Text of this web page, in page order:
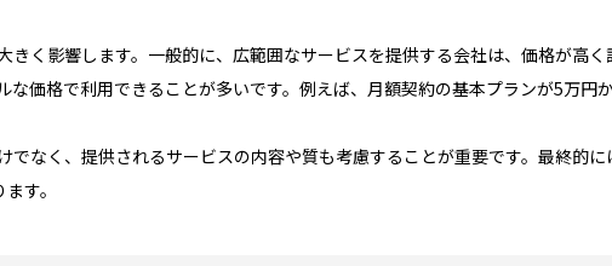
きく影響します。一般的に、広範囲なサービスを提供する会社は、価格が高
な価格で利用できることが多いです。例えば、月額契約の基本プランが5万円
でなく、提供されるサービスの内容や質も考慮することが重要です。最終的
す。